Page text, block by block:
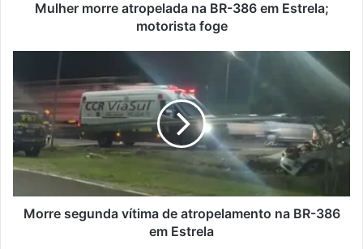
Mulher morre atropelada na BR-386 em Estrela;
motorista foge
vítima
de
atropelamento
na
BR-
em
Estrela
Morre segunda vítima de atropelamento na BR-386
em Estrela